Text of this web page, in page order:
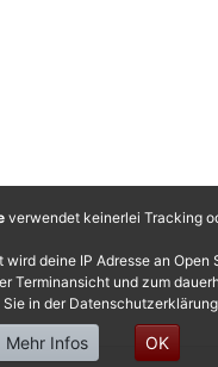
verwendet keinerlei Tracking
deine IP Adresse an
Terminansicht und zum
in der
Mehr Infos OK